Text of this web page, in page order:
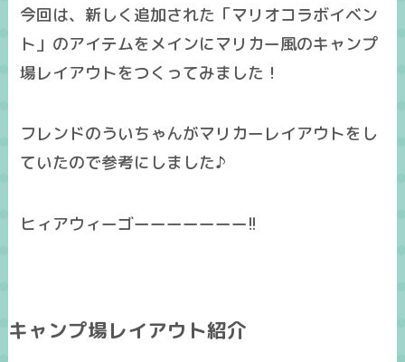
今回は、新しく追加された「マリオコラボイベン
ト」のアイテムをメインにマリカー風のキャンプ
場レイアウトをつくってみました！
フレンドのういちゃんがマリカーレイアウトをし
ていたので参考にしました♪
ヒィアウィーゴーーーーーーー!!
キャンプ場レイアウト紹介